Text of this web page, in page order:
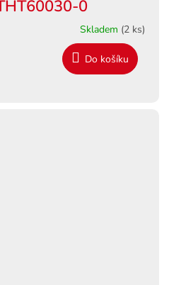
0
Skladem (2 ks)
Do košíku